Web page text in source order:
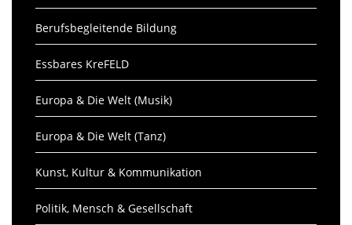
Berufsbegleitende Bildung
Essbares KreFELD
Europa & Die Welt (Musik)
Europa & Die Welt (Tanz)
Kunst, Kultur & Kommunikation
Politik, Mensch & Gesellschaft